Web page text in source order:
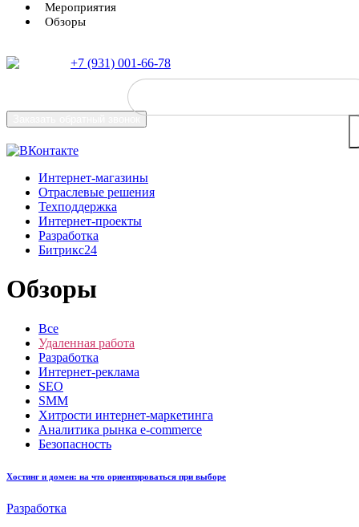
Мероприятия
Обзоры
+7 (931) 001-66-78
Интернет-магазины
Отраслевые решения
Техподдержка
Интернет-проекты
Разработка
Битрикс24
Обзоры
Все
Удаленная работа
Разработка
Интернет-реклама
SEO
SMM
Хитрости интернет-маркетинга
Аналитика рынка e-commerce
Безопасность
Хостинг и домен: на что ориентироваться при выборе
Разработка